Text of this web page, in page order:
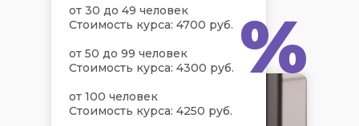
от 30 до 49 человек
Стоимость курса: 4700 руб.
от 50 до 99 человек
Стоимость курса: 4300 руб.
от 100 человек
Стоимость курса: 4250 руб.
%